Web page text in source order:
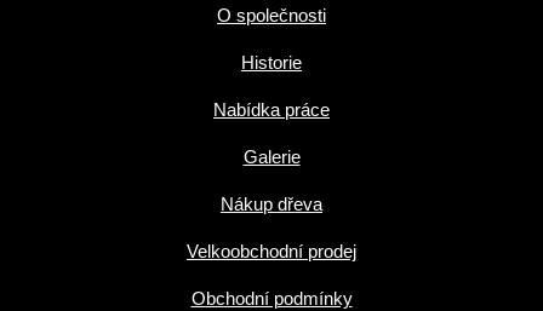
O společnosti
Historie
Nabídka práce
Galerie
Nákup dřeva
Velkoobchodní prodej
Obchodní podmínky